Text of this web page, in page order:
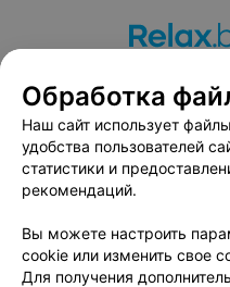
Вакансии
Публичный
Публичный договор
Связаться по
Написать
Обработка
Наш сайт использует
удобства пользователей
статистики и
рекомендаций.
Вы можете настроить
cookie или изменить свое
Для получения